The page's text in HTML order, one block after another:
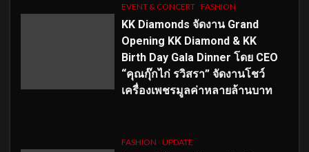
EVENT & CONCERT FASHION
KK Diamonds จัดงาน Grand
Opening KK Diamond & KK
Birth Day Gala Dinner โดย CEO
“คุณกุ๊กไก่ รวิสรา” จัดงานโชว์
เครื่องเพชรมูลค่าหลายล้านบาท
FASHION UPDATE